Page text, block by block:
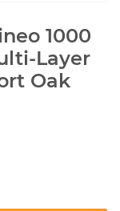
1000
Layer
Oak